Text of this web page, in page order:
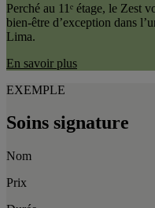
Perché au 11ᵉ étage, le Zest
bien-être d’exception dans
Lima.
En savoir plus
EXEMPLE
Soins signature
Nom
Prix